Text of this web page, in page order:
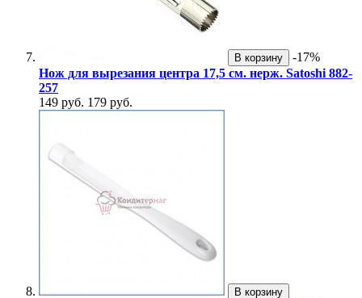
В корзину
-17%
Нож для вырезания центра 17,5 см. нерж. Satoshi 882-
257
149 руб. 179 руб.
В корзину